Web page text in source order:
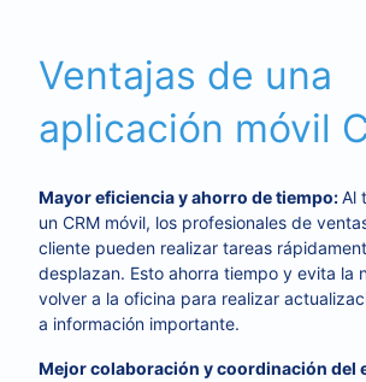
Ventajas de una
aplicación móvil
Mayor eficiencia y ahorro de tiempo:Al
un CRM móvil, los profesionales de
cliente pueden realizar tareas
desplazan. Esto ahorra tiempo y evita la
volver a la oficina para realizar
a información importante.
Mejor colaboración y coordinación del